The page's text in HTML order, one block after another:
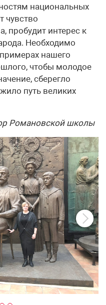
национальных
чувство
пробудит интерес к
Необходимо
нашего
чтобы молодое
сберегло
путь великих
Романовской школы